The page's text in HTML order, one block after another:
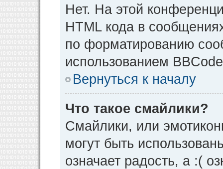
Нет. На этой
HTML кода в
по форматированию
использованием
Вернуться к началу
Что такое смайлики?
Смайлики, или
могут быть
означает радость, а :(